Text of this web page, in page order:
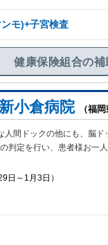
モ)+子宮検査
健康保険組合の
小倉病院 （福
間ドックの他にも、脳ド
判定を行い、患者様お一
日～1月3日）